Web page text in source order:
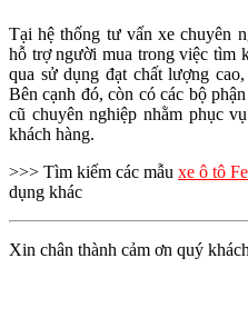
Tại hệ thống tư vấn xe chuyên
hỗ trợ người mua trong việc tìm
qua sử dụng đạt chất lượng
Bên cạnh đó, còn có các bộ
cũ chuyên nghiệp nhằm phục
khách hàng.
>>> Tìm kiếm các mẫu xe ô tô
dụng khác
Xin chân thành cảm ơn quý